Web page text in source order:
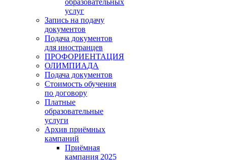
образовательных
услуг
Запись на подачу
документов
Подача документов
для иностранцев
ПРОФОРИЕНТАЦИЯ
ОЛИМПИАДА
Подача документов
Стоимость обучения
по договору
Платные
образовательные
услуги
Архив приёмных
кампаний
Приёмная
кампания 2025